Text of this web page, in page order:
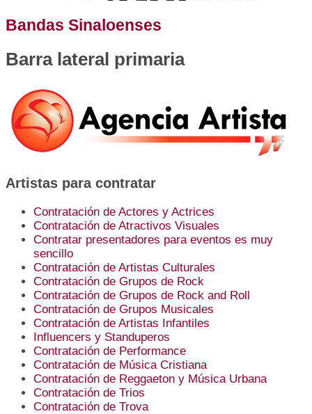
Bandas Sinaloenses
Barra lateral primaria
Artistas para contratar
Contratación de Actores y Actrices
Contratación de Atractivos Visuales
Contratar presentadores para eventos es muy
sencillo
Contratación de Artistas Culturales
Contratación de Grupos de Rock
Contratación de Grupos de Rock and Roll
Contratación de Grupos Musicales
Contratación de Artistas Infantiles
Influencers y Standuperos
Contratación de Performance
Contratación de Música Cristiana
Contratación de Reggaeton y Música Urbana
Contratación de Trios
Contratación de Trova